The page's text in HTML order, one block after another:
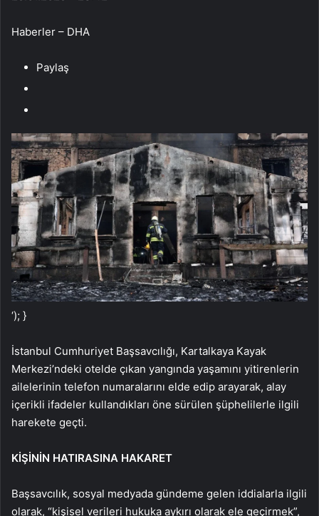
Haberler – DHA
Paylaş
‘); }
İstanbul Cumhuriyet Başsavcılığı, Kartalkaya Kayak
Merkezi’ndeki otelde çıkan yangında yaşamını yitirenlerin
ailelerinin telefon numaralarını elde edip arayarak, alay
içerikli ifadeler kullandıkları öne sürülen şüphelilerle ilgili
harekete geçti.
KİŞİNİN HATIRASINA HAKARET
Başsavcılık, sosyal medyada gündeme gelen iddialarla ilgili
olarak, “kişisel verileri hukuka aykırı olarak ele geçirmek”,